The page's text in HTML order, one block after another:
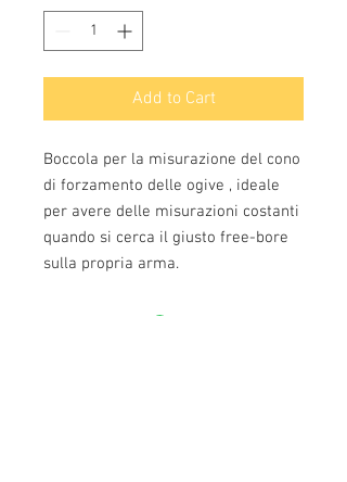
Add to Cart
Boccola per la misurazione del cono
di forzamento delle ogive , ideale
per avere delle misurazioni costanti
quando si cerca il giusto free-bore
sulla propria arma.